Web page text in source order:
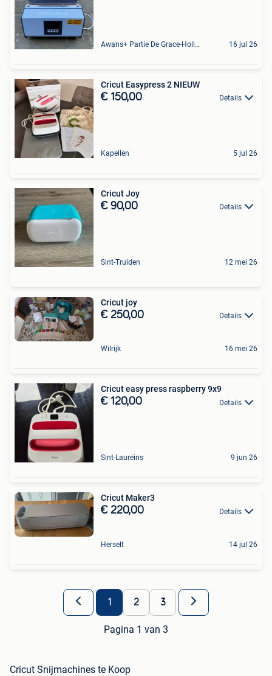
Awans+ Partie De Grace-Hollogne 16 jul 26
Cricut Easypress 2 NIEUW
€ 150,00 Details
Kapellen 5 jul 26
Cricut Joy
€ 90,00 Details
Sint-Truiden 12 mei 26
Cricut joy
€ 250,00 Details
Wilrijk 16 mei 26
Cricut easy press raspberry 9x9
€ 120,00 Details
Sint-Laureins 9 jun 26
Cricut Maker3
€ 220,00 Details
Herselt 14 jul 26
1 2 3
Pagina 1 van 3
Cricut Snijmachines te Koop